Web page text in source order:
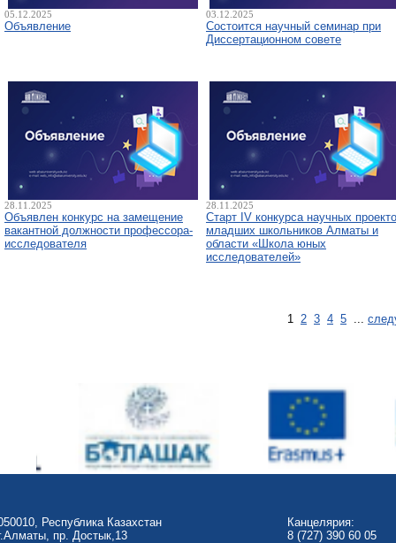
05.12.2025
Объявление
03.12.2025
Состоится научный семинар при
Диссертационном совете
28.11.2025
Объявлен конкурс на замещение
вакантной должности профессора-
исследователя
28.11.2025
Старт IV конкурса научных
младших школьников Алматы и
области «Школа юных
исследователей»
1 2 3 4 5 ...
Республика Казахстан
пр. Достык,13
Канцелярия:
8 (727) 390 60 05